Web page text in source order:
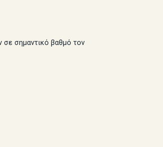
σε σημαντικό βαθμό τον